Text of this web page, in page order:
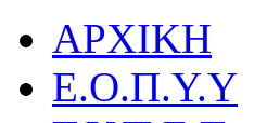
ΑΡΧΙΚΗ
Ε.Ο.Π.Υ.Υ